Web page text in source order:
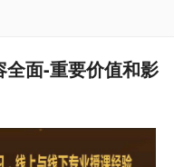
面-重要价值和影